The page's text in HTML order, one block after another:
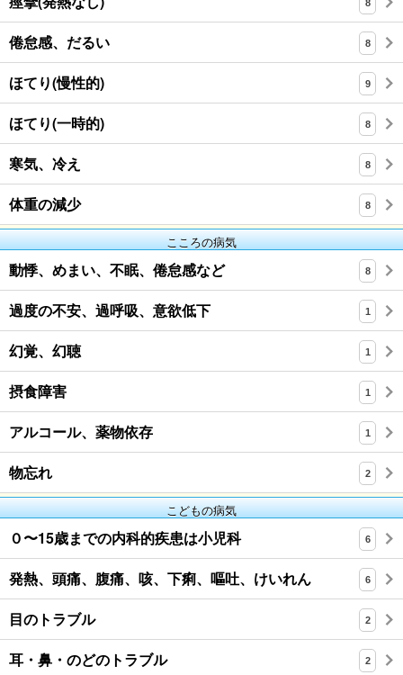
8
倦怠感、だるい 8
ほてり(慢性的) 9
ほてり(一時的) 8
寒気、冷え 8
体重の減少 8
こころの病気
動悸、めまい、不眠、倦怠感など 8
過度の不安、過呼吸、意欲低下 1
幻覚、幻聴 1
摂食障害 1
アルコール、薬物依存 1
物忘れ 2
こどもの病気
０〜15歳までの内科的疾患は小児科 6
発熱、頭痛、腹痛、咳、下痢、嘔吐、けいれん 6
目のトラブル 2
耳・鼻・のどのトラブル 2